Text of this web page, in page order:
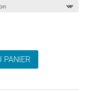
actuel
PANIER